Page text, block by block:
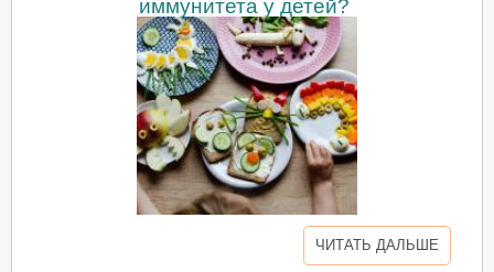
иммунитета у детей?
ЧИТАТЬ ДАЛЬШЕ